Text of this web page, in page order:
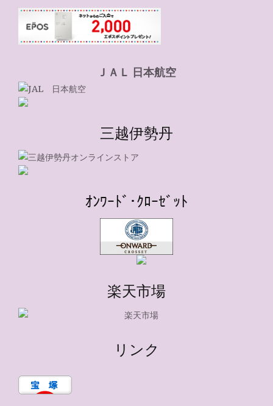
ＪＡＬ 日本航空
三越伊勢丹
ｵﾝﾜｰﾄﾞ･ｸﾛｰｾﾞｯﾄ
楽天市場
リンク